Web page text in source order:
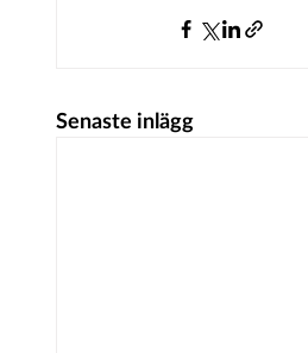
Senaste inlägg